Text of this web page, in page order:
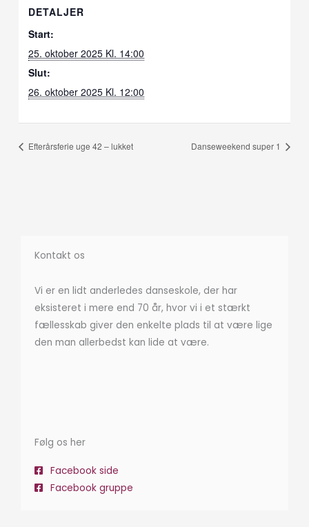
DETALJER
Start:
25. oktober 2025 Kl. 14:00
Slut:
26. oktober 2025 Kl. 12:00
Efterårsferie uge 42 – lukket Danseweekend super 1
Kontakt os
Vi er en lidt anderledes danseskole, der har
eksisteret i mere end 70 år, hvor vi i et stærkt
fællesskab giver den enkelte plads til at være lige
den man allerbedst kan lide at være.
Følg os her
Facebook side
Facebook gruppe